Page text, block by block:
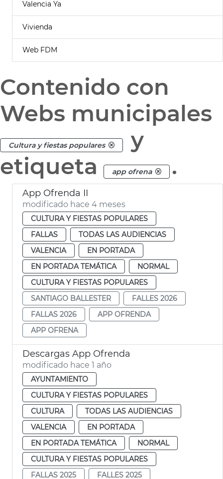
Valencia Ya
Vivienda
Web FDM
Contenido con
Webs municipales
Cultura y fiestas populares
y
etiqueta
app ofrena .
App Ofrenda II
modificado hace 4 meses
CULTURA Y FIESTAS POPULARES
FALLAS
TODAS LAS AUDIENCIAS
VALENCIA
EN PORTADA
EN PORTADA TEMÁTICA
NORMAL
CULTURA Y FIESTAS POPULARES
SANTIAGO BALLESTER
FALLES 2026
FALLAS 2026
APP OFRENDA
APP OFRENA
Descargas App Ofrenda
modificado hace 1 año
AYUNTAMIENTO
CULTURA Y FIESTAS POPULARES
CULTURA
TODAS LAS AUDIENCIAS
VALENCIA
EN PORTADA
EN PORTADA TEMÁTICA
NORMAL
CULTURA Y FIESTAS POPULARES
FALLAS 2025
FALLES 2025